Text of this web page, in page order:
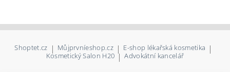
Shoptet.cz | Můjprvníeshop.cz | E-shop lékařská kosmetika |
Kosmetický Salon H20 | Advokátní kancelář